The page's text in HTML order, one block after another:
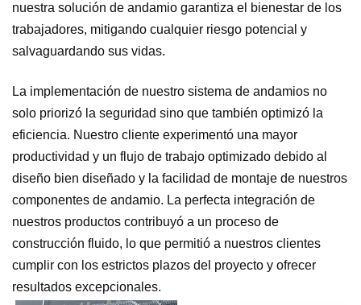
nuestra solución de andamio garantiza el bienestar de los
trabajadores, mitigando cualquier riesgo potencial y
salvaguardando sus vidas.
La implementación de nuestro sistema de andamios no
solo priorizó la seguridad sino que también optimizó la
eficiencia. Nuestro cliente experimentó una mayor
productividad y un flujo de trabajo optimizado debido al
diseño bien diseñado y la facilidad de montaje de nuestros
componentes de andamio. La perfecta integración de
nuestros productos contribuyó a un proceso de
construcción fluido, lo que permitió a nuestros clientes
cumplir con los estrictos plazos del proyecto y ofrecer
resultados excepcionales.